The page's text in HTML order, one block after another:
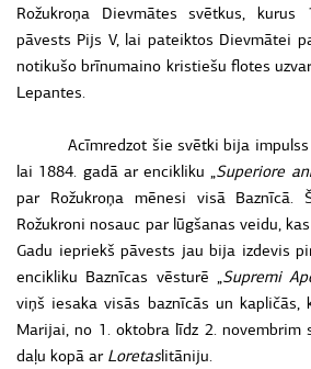
Rožukroņa Dievmātes svētkus,
pāvests Pijs V, lai pateiktos Dievmātei
notikušo brīnumaino kristiešu flotes
Lepantes.
Acīmredzot šie svētki bija
lai 1884. gadā ar encikliku „Superiore
par Rožukroņa mēnesi visā Baznīcā.
Rožukroni nosauc par lūgšanas veidu,
Gadu iepriekš pāvests jau bija izdevis
encikliku Baznīcas vēsturē „Supremi
viņš iesaka visās baznīcās un kapličās,
Marijai, no 1. oktobra līdz 2. novembrim
daļu kopā ar Loretaslitāniju.